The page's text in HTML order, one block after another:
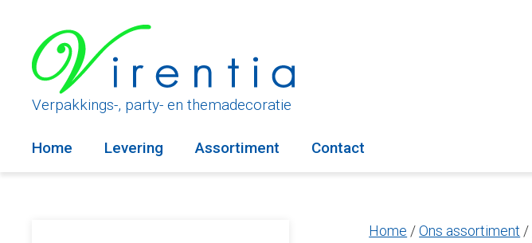
inhoudVerpakkings-, party- en themadecoratie
Home Levering Assortiment Contact
Home /Ons assortiment /